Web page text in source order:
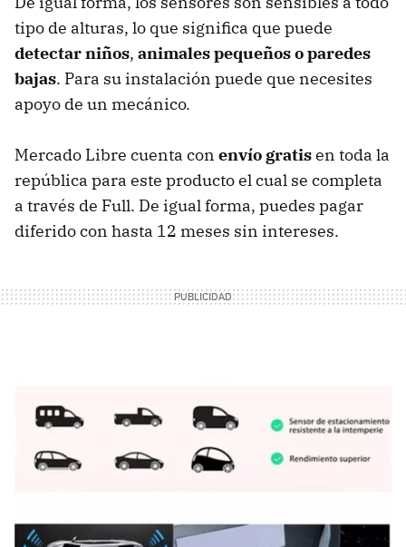
tipo de alturas, lo que significa que puede
detectar niños, animales pequeños o paredes
bajas. Para su instalación puede que necesites
apoyo de un mecánico.
Mercado Libre cuenta con envío gratisen toda la
república para este producto el cual se completa
a través de Full. De igual forma, puedes pagar
diferido con hasta 12 meses sin intereses.